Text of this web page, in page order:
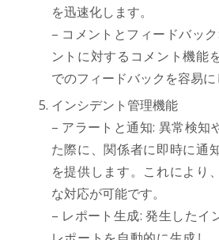
を迅速化します。
– コメントとフィードバッ
ントに対するコメント機能
でのフィードバックを容易に
インシデント管理機能
– アラートと通知: 異常検知
た際に、関係者に即時に通
を提供します。これにより
な対応が可能です。
– レポート生成: 発生したイ